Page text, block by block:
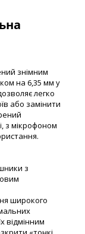
знімним
на 6,35 мм у
легко
або замінити
з мікрофоном
з
широкого
відмінним